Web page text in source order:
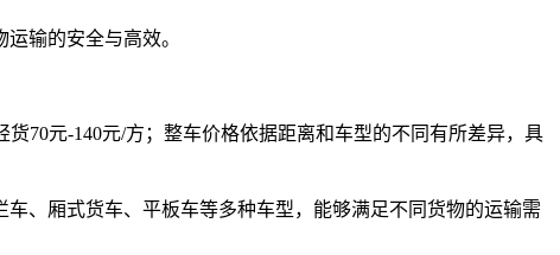
输的安全与高效。
货70元-140元/方 ；整车价格依据距离和车型的不同有所差异，具
、厢式货车、平板车等多种车型，能够满足不同货物的运输需